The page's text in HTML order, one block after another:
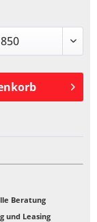
Beratung
und Leasing